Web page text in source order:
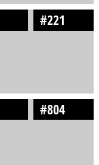
#221
#804